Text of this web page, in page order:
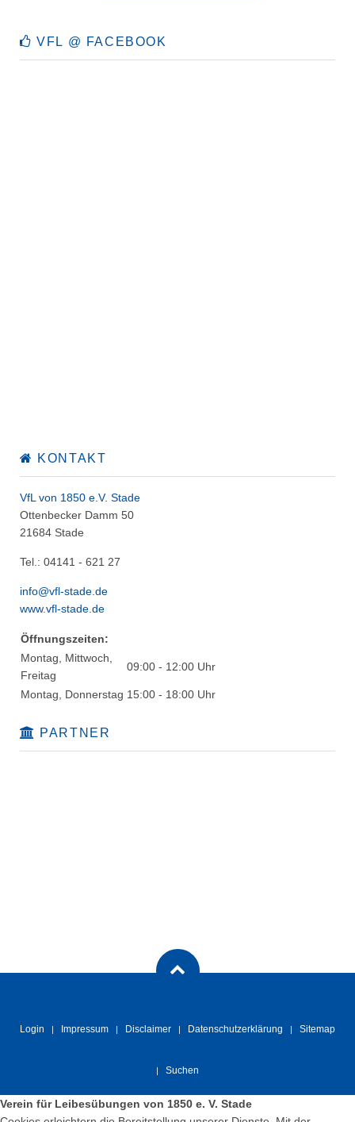
VFL @ FACEBOOK
KONTAKT
VfL von 1850 e.V. Stade
Ottenbecker Damm 50
21684 Stade
Tel.: 04141 - 621 27
info@vfl-stade.de
www.vfl-stade.de
Öffnungszeiten:
Montag, Mittwoch,
Freitag
09:00 - 12:00 Uhr
Montag, Donnerstag 15:00 - 18:00 Uhr
PARTNER
Login Impressum Disclaimer Datenschutzerklärung Sitemap
Suchen
Verein für Leibesübungen von 1850 e. V. Stade